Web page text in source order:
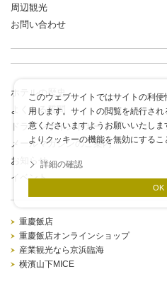
このウェブサイトではサイトの利
用します。サイトの閲覧を続行さ
意くださいますようお願いいたし
よりクッキーの機能を無効にするこ
詳細の確認
OK
周辺観光
お問い合わせ
ホテルの歴史
よくある質問
ドラゴンポイントカード
メールマガジンのご案内
お知らせ
イベント
重慶飯店
重慶飯店オンラインショップ
産業観光なら京浜臨海
横濱山下MICE